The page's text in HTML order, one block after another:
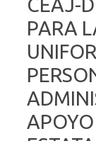
CEAJ-
PARA